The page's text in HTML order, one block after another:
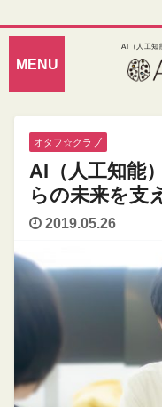
AI（人工知
オタフ☆クラブ
AI（人工知能
らの未来を支
2019.05.26